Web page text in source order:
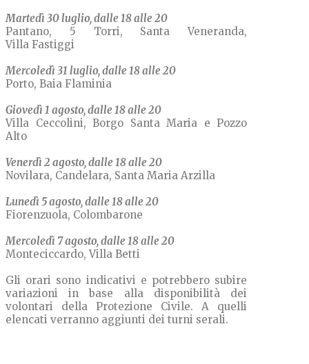
Martedì 30 luglio, dalle 18 alle 20
Pantano, 5 Torri, Santa Veneranda,
Villa Fastiggi
Mercoledì 31 luglio, dalle 18 alle 20
Porto, Baia Flaminia
Giovedì 1 agosto, dalle 18 alle 20
Villa Ceccolini, Borgo Santa Maria e Pozzo
Alto
Venerdì 2 agosto, dalle 18 alle 20
Novilara, Candelara, Santa Maria Arzilla
Lunedì 5 agosto, dalle 18 alle 20
Fiorenzuola, Colombarone
Mercoledì 7 agosto, dalle 18 alle 20
Monteciccardo, Villa Betti
Gli orari sono indicativi e potrebbero subire
variazioni in base alla disponibilità dei
volontari della Protezione Civile. A quelli
elencati verranno aggiunti dei turni serali.